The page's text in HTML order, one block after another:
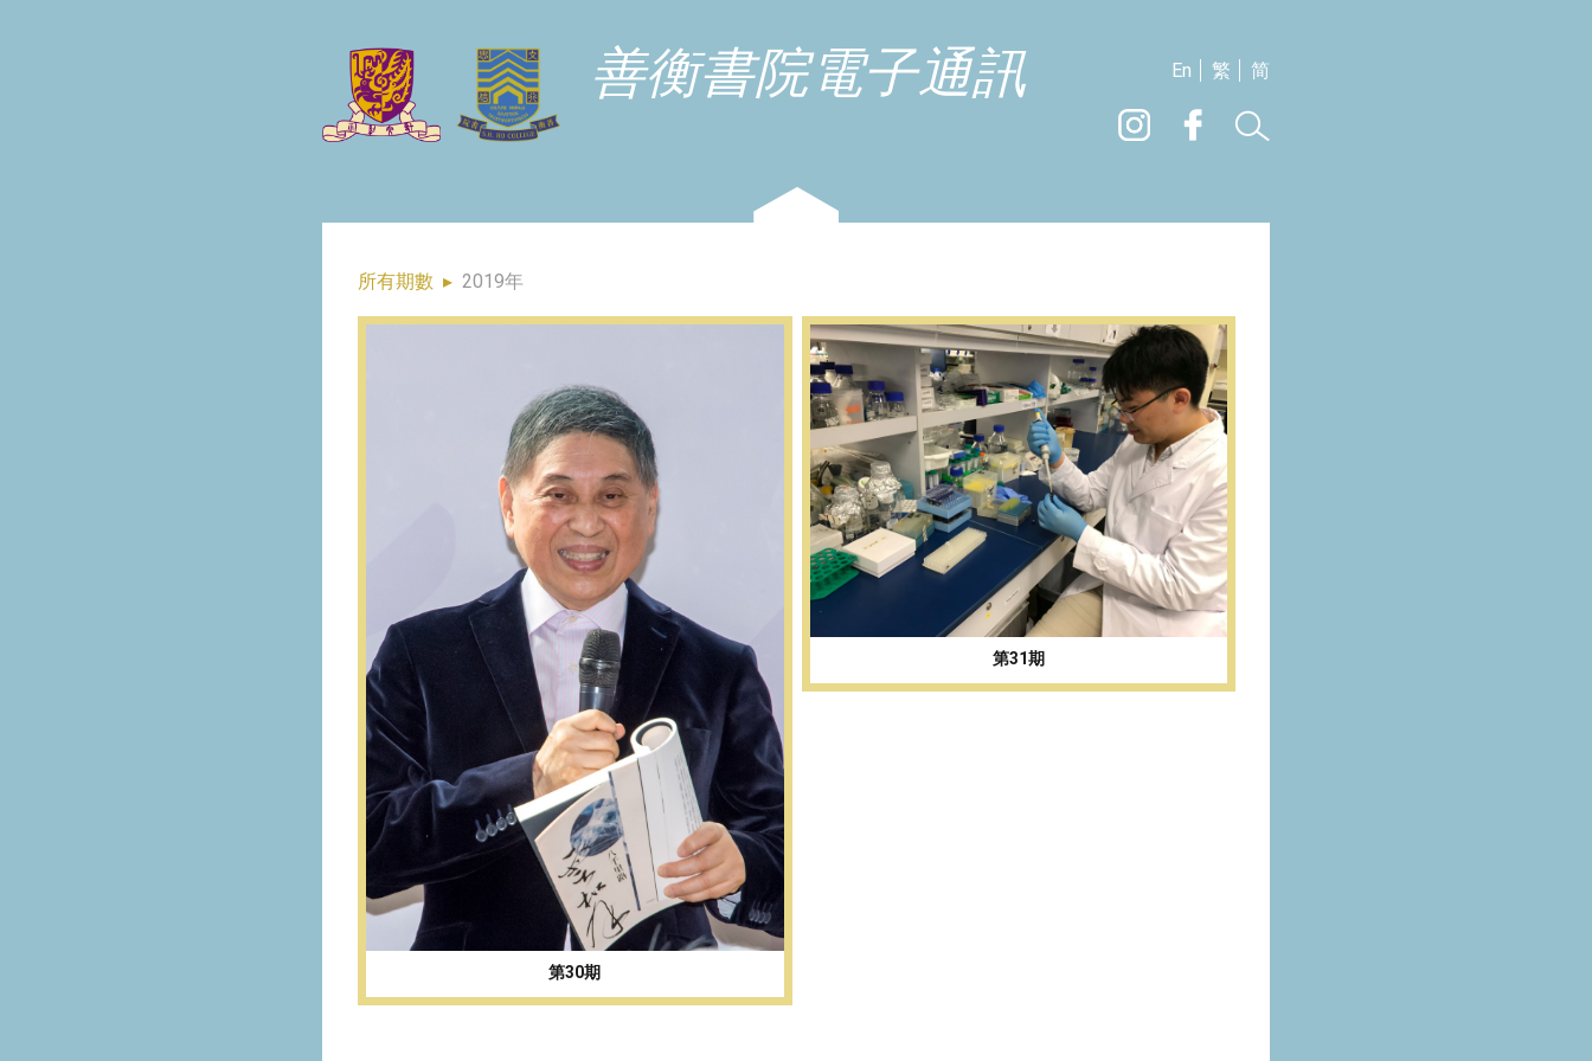
善衡書院電子通訊 En 繁 简
所有期數 ▸ 2019年
第30期
第31期